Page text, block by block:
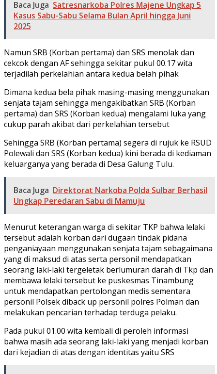
Baca Juga Satresnarkoba Polres Majene Ungkap 5
Kasus Sabu-Sabu Selama Bulan April hingga Juni
2025
Namun SRB (Korban pertama) dan SRS menolak dan
cekcok dengan AF sehingga sekitar pukul 00.17 wita
terjadilah perkelahian antara kedua belah pihak
Dimana kedua bela pihak masing-masing menggunakan
senjata tajam sehingga mengakibatkan SRB (Korban
pertama) dan SRS (Korban kedua) mengalami luka yang
cukup parah akibat dari perkelahian tersebut
Sehingga SRB (Korban pertama) segera di rujuk ke RSUD
Polewali dan SRS (Korban kedua) kini berada di kediaman
keluarganya yang berada di Desa Galung Tulu.
Baca Juga Direktorat Narkoba Polda Sulbar Berhasil
Ungkap Peredaran Sabu di Mamuju
Menurut keterangan warga di sekitar TKP bahwa lelaki
tersebut adalah korban dari dugaan tindak pidana
penganiayaan menggunakan senjata tajam sebagaimana
yang di maksud di atas serta personil mendapatkan
seorang laki-laki tergeletak berlumuran darah di Tkp dan
membawa lelaki tersebut ke puskesmas Tinambung
untuk mendapatkan pertolongan medis sementara
personil Polsek diback up personil polres Polman dan
melakukan pencarian terhadap terduga pelaku.
Pada pukul 01.00 wita kembali di peroleh informasi
bahwa masih ada seorang laki-laki yang menjadi korban
dari kejadian di atas dengan identitas yaitu SRS